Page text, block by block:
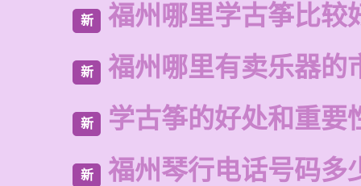
新 福州哪里学古筝比较
新 福州哪里有卖乐器的
新 学古筝的好处和重要
新 福州琴行电话号码多